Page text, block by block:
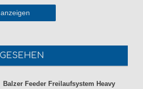
Balzer Feeder Freilaufsystem Heavy